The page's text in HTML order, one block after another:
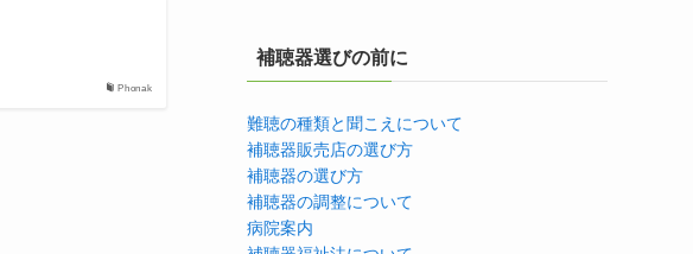
Phonak
補聴器選びの前に
難聴の種類と聞こえについて
補聴器販売店の選び方
補聴器の選び方
補聴器の調整について
病院案内